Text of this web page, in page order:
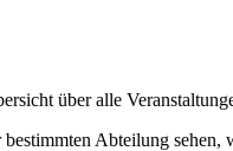
über alle
Abteilung